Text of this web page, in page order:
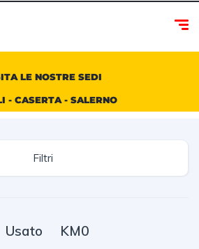
LE NOSTRE SEDI
- CASERTA - SALERNO
Filtri
Usato KM0